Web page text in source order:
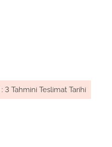
: 3 Tahmini Teslimat Tarihi